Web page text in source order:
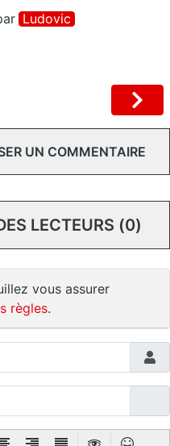
Ludovic
UN COMMENTAIRE
LECTEURS (0)
vous assurer
règles.